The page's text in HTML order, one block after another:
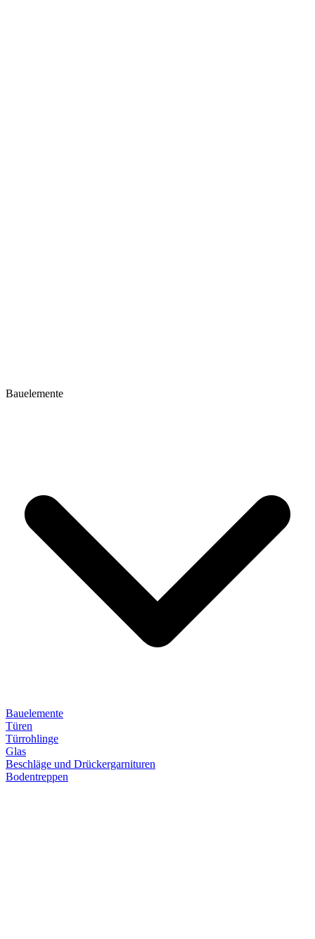
Bauelemente
Bauelemente
Türen
Türrohlinge
Glas
Beschläge und Drückergarnituren
Bodentreppen